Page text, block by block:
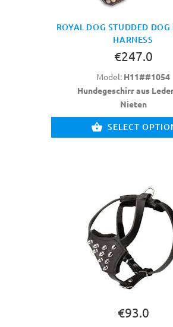
ROYAL DOG STUDDED DOG
HARNESS
€247.0
Model: H11##1054
Hundegeschirr aus
Nieten
SELECT
€93.0